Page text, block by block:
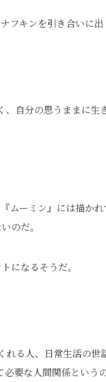
フキンを引き合いに出
自分の思うままに生
ムーミン』には描か
のだ。
になるそうだ。
る人、日常生活の世
要な人間関係という